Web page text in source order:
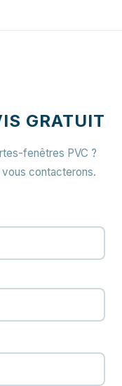
GRATUIT
fenêtres PVC ?
contacterons.